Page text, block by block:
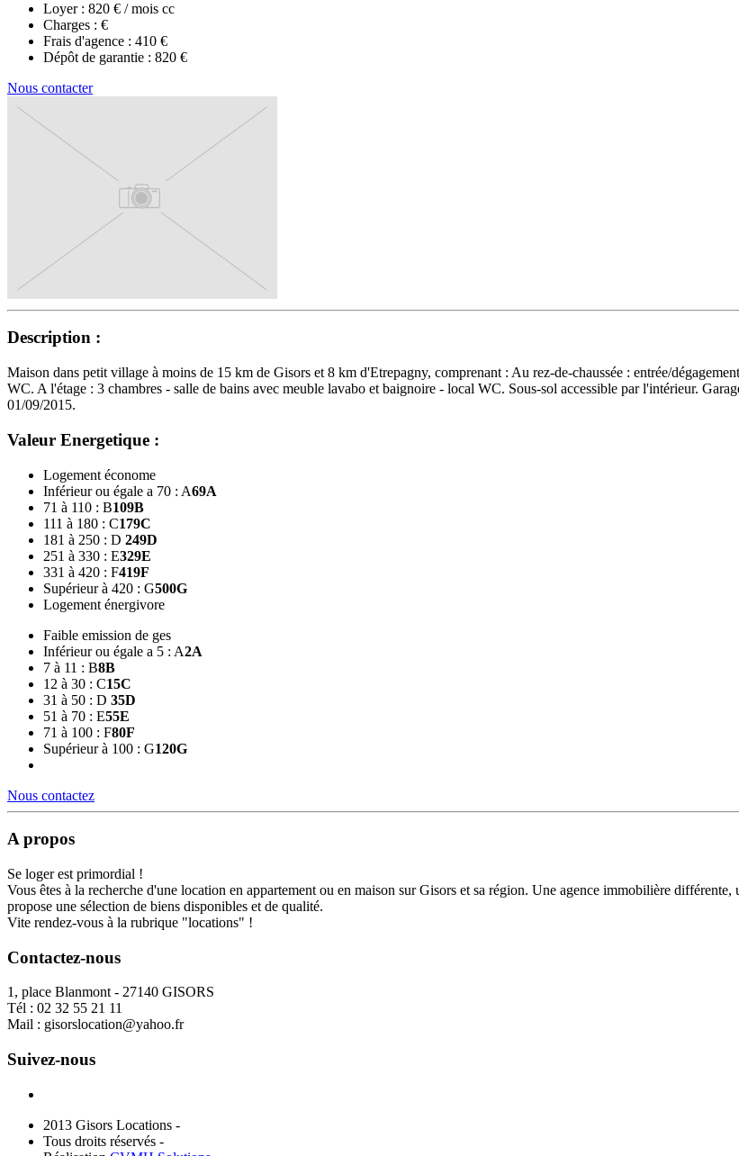
Loyer : 820 € / mois cc
Charges : €
Frais d'agence : 410 €
Dépôt de garantie : 820 €
Nous contacter
Description :
Maison dans petit village à moins de 15 km de Gisors et 8 km d'Etrepagny, comprenant : Au rez-de-chaussée : entrée/
WC. A l'étage : 3 chambres - salle de bains avec meuble lavabo et baignoire - local WC. Sous-sol accessible par l'intérieur.
01/09/2015.
Valeur Energetique :
Logement économe
Inférieur ou égale a 70 : A69A
71 à 110 : B109B
111 à 180 : C179C
181 à 250 : D 249D
251 à 330 : E329E
331 à 420 : F419F
Supérieur à 420 : G500G
Logement énergivore
Faible emission de ges
Inférieur ou égale a 5 : A2A
7 à 11 : B8B
12 à 30 : C15C
31 à 50 : D 35D
51 à 70 : E55E
71 à 100 : F80F
Supérieur à 100 : G120G
Nous contactez
A propos
Se loger est primordial !
Vous êtes à la recherche d'une location en appartement ou en maison sur Gisors et sa région. Une agence immobilière
propose une sélection de biens disponibles et de qualité.
Vite rendez-vous à la rubrique "locations" !
Contactez-nous
1, place Blanmont - 27140 GISORS
Tél : 02 32 55 21 11
Mail : gisorslocation@yahoo.fr
Suivez-nous
2013 Gisors Locations -
Tous droits réservés -